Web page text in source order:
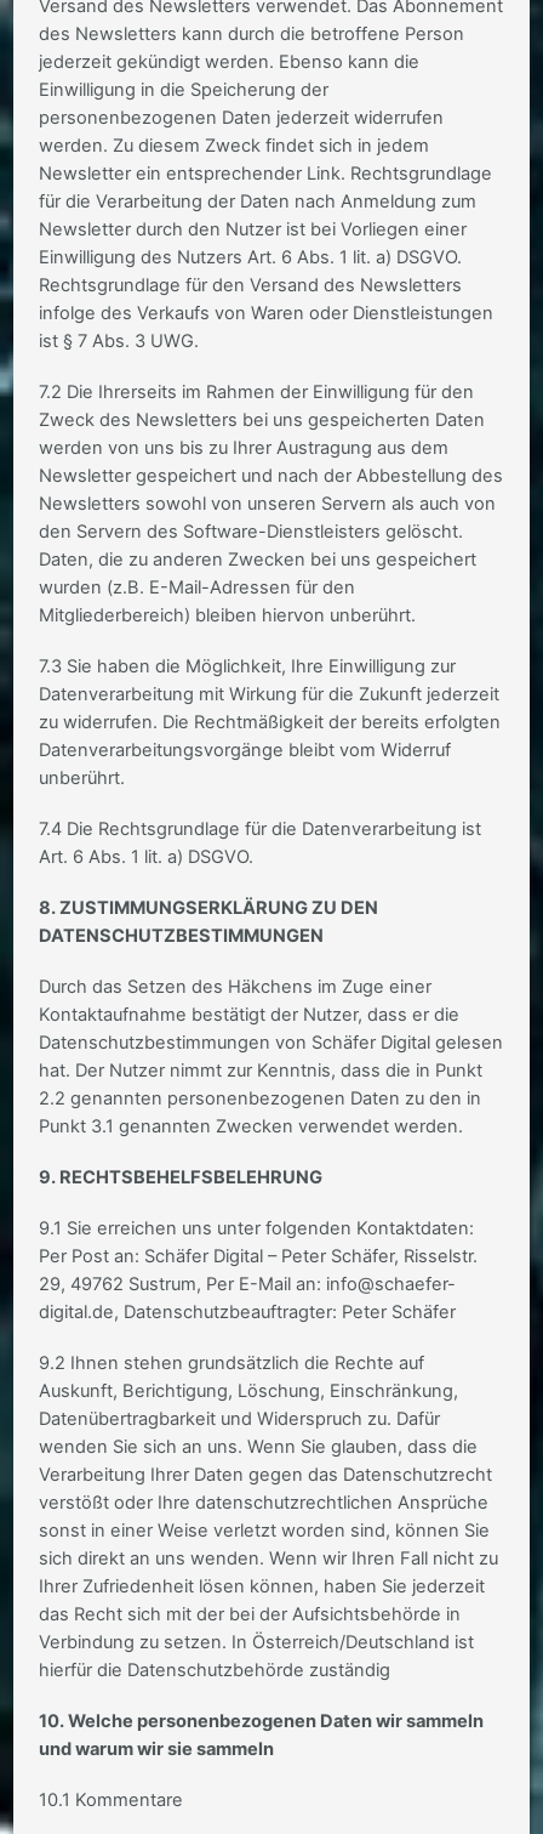
Versand des Newsletters verwendet. Das Abonnement
des Newsletters kann durch die betroffene Person
jederzeit gekündigt werden. Ebenso kann die
Einwilligung in die Speicherung der
personenbezogenen Daten jederzeit widerrufen
werden. Zu diesem Zweck findet sich in jedem
Newsletter ein entsprechender Link. Rechtsgrundlage
für die Verarbeitung der Daten nach Anmeldung zum
Newsletter durch den Nutzer ist bei Vorliegen einer
Einwilligung des Nutzers Art. 6 Abs. 1 lit. a) DSGVO.
Rechtsgrundlage für den Versand des Newsletters
infolge des Verkaufs von Waren oder Dienstleistungen
ist § 7 Abs. 3 UWG.
7.2 Die Ihrerseits im Rahmen der Einwilligung für den
Zweck des Newsletters bei uns gespeicherten Daten
werden von uns bis zu Ihrer Austragung aus dem
Newsletter gespeichert und nach der Abbestellung des
Newsletters sowohl von unseren Servern als auch von
den Servern des Software-Dienstleisters gelöscht.
Daten, die zu anderen Zwecken bei uns gespeichert
wurden (z.B. E-Mail-Adressen für den
Mitgliederbereich) bleiben hiervon unberührt.
7.3 Sie haben die Möglichkeit, Ihre Einwilligung zur
Datenverarbeitung mit Wirkung für die Zukunft jederzeit
zu widerrufen. Die Rechtmäßigkeit der bereits erfolgten
Datenverarbeitungsvorgänge bleibt vom Widerruf
unberührt.
7.4 Die Rechtsgrundlage für die Datenverarbeitung ist
Art. 6 Abs. 1 lit. a) DSGVO.
8. ZUSTIMMUNGSERKLÄRUNG ZU DEN
DATENSCHUTZBESTIMMUNGEN
Durch das Setzen des Häkchens im Zuge einer
Kontaktaufnahme bestätigt der Nutzer, dass er die
Datenschutzbestimmungen von Schäfer Digital gelesen
hat. Der Nutzer nimmt zur Kenntnis, dass die in Punkt
2.2 genannten personenbezogenen Daten zu den in
Punkt 3.1 genannten Zwecken verwendet werden.
9. RECHTSBEHELFSBELEHRUNG
9.1 Sie erreichen uns unter folgenden Kontaktdaten:
Per Post an: Schäfer Digital – Peter Schäfer, Risselstr.
29, 49762 Sustrum, Per E-Mail an: info@schaefer-
digital.de, Datenschutzbeauftragter: Peter Schäfer
9.2 Ihnen stehen grundsätzlich die Rechte auf
Auskunft, Berichtigung, Löschung, Einschränkung,
Datenübertragbarkeit und Widerspruch zu. Dafür
wenden Sie sich an uns. Wenn Sie glauben, dass die
Verarbeitung Ihrer Daten gegen das Datenschutzrecht
verstößt oder Ihre datenschutzrechtlichen Ansprüche
sonst in einer Weise verletzt worden sind, können Sie
sich direkt an uns wenden. Wenn wir Ihren Fall nicht zu
Ihrer Zufriedenheit lösen können, haben Sie jederzeit
das Recht sich mit der bei der Aufsichtsbehörde in
Verbindung zu setzen. In Österreich/Deutschland ist
hierfür die Datenschutzbehörde zuständig
10.Welche personenbezogenen Daten wir sammeln
und warum wir sie sammeln
10.1 Kommentare